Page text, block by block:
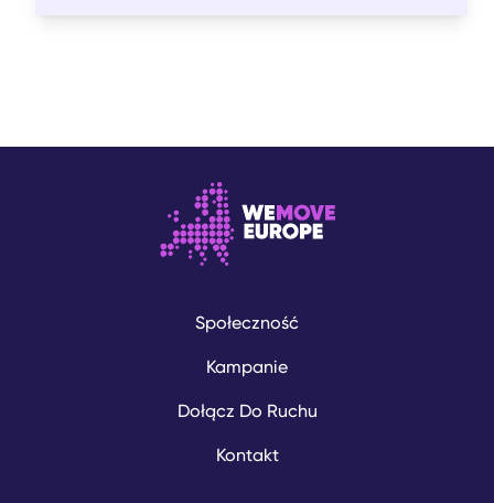
Społeczność
Kampanie
Dołącz Do Ruchu
Kontakt